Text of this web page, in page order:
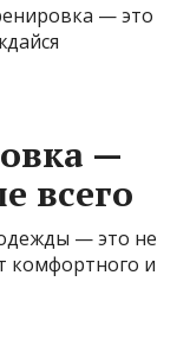
— это
—
всего
— это не
комфортного и